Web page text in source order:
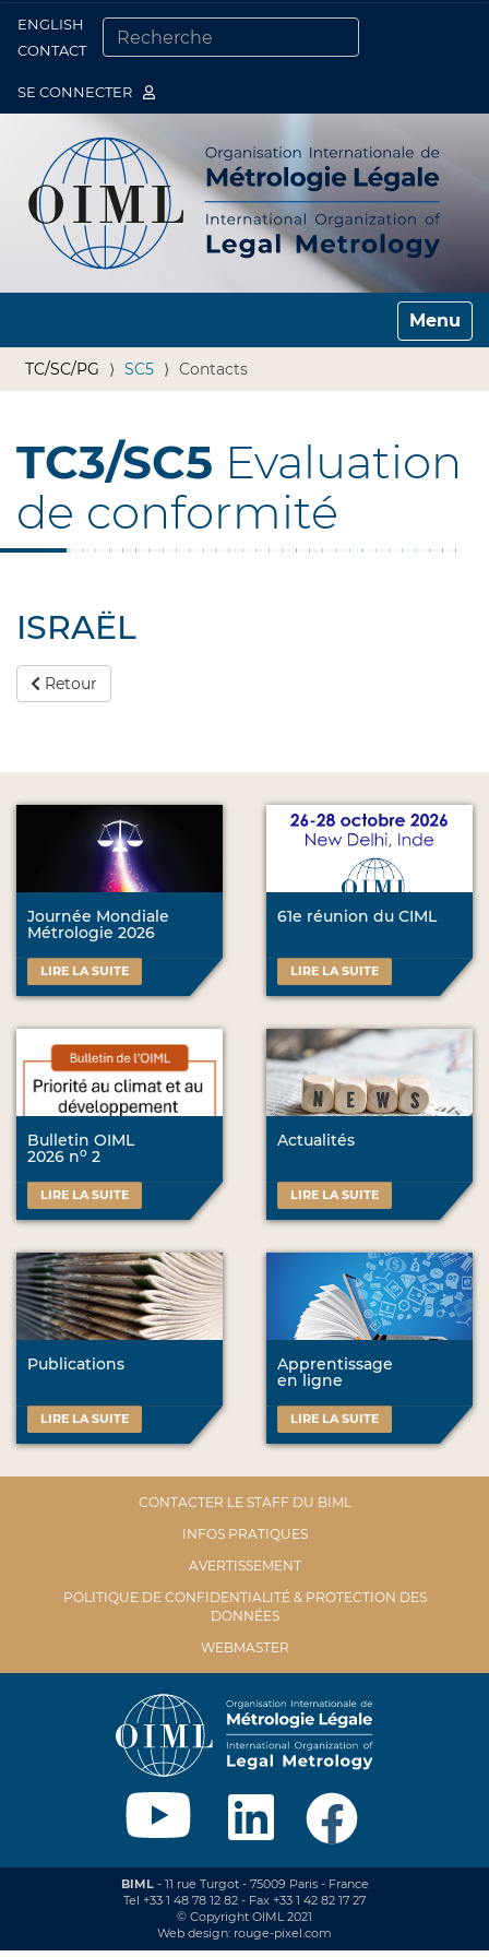
ENGLISH
CONTACT
SE CONNECTER
Toggle
TC/SC/PG SC5 Contacts
TC3/SC5 Evaluation
de conformité
ISRAËL
Retour
Journée Mondiale
Métrologie 2026
LIRE LA SUITE
61e réunion du CIML
LIRE LA SUITE
Bulletin OIML
2026 no 2
LIRE LA SUITE
Actualités
LIRE LA SUITE
Publications
LIRE LA SUITE
Apprentissage
en ligne
LIRE LA SUITE
CONTACTER LE STAFF DU BIML
INFOS PRATIQUES
AVERTISSEMENT
POLITIQUE DE CONFIDENTIALITÉ & PROTECTION DES
DONNÉES
WEBMASTER
BIML- 11 rue Turgot - 75009 Paris - France
Tel +33 1 48 78 12 82 - Fax +33 1 42 82 17 27
© Copyright OIML 2021
Web design: rouge-pixel.com